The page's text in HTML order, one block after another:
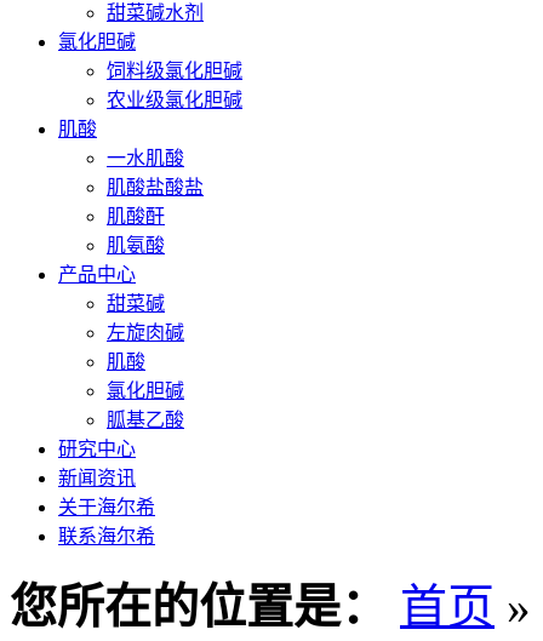
甜菜碱水剂
氯化胆碱
饲料级氯化胆碱
农业级氯化胆碱
肌酸
一水肌酸
肌酸盐酸盐
肌酸酐
肌氨酸
产品中心
甜菜碱
左旋肉碱
肌酸
氯化胆碱
胍基乙酸
研究中心
新闻资讯
关于海尔希
联系海尔希
您所在的位置是： 首页 »